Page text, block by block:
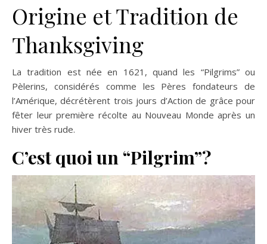
Origine et Tradition de
Thanksgiving
La tradition est née en 1621, quand les “Pilgrims” ou
Pèlerins, considérés comme les Pères fondateurs de
l’Amérique, décrétèrent trois jours d’Action de grâce pour
fêter leur première récolte au Nouveau Monde après un
hiver très rude.
C’est quoi un “Pilgrim”?